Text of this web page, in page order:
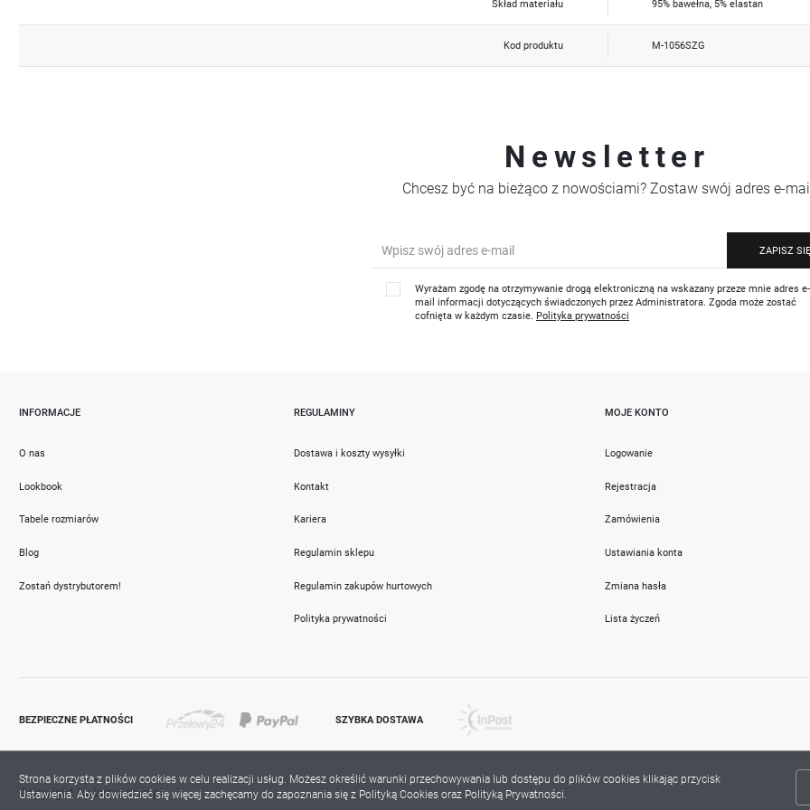
Skład materiału 95% bawełna, 5% elastan
Kod produktu M-1056SZG
Newsletter
Chcesz być na bieżąco z nowościami? Zostaw swój adres e-mail
ZAPISZ SIĘ
Wyrażam zgodę na otrzymywanie drogą elektroniczną na wskazany przeze mnie adres e-
mail informacji dotyczących świadczonych przez Administratora. Zgoda może zostać
cofnięta w każdym czasie. Polityka prywatności
INFORMACJE
O nas
Lookbook
Tabele rozmiarów
Blog
Zostań dystrybutorem!
REGULAMINY
Dostawa i koszty wysyłki
Kontakt
Kariera
Regulamin sklepu
Regulamin zakupów hurtowych
Polityka prywatności
MOJE KONTO
Logowanie
Rejestracja
Zamówienia
Ustawiania konta
Zmiana hasła
Lista życzeń
BEZPIECZNE PŁATNOŚCI SZYBKA DOSTAWA
Copyright by lama.com.pl
Strona korzysta z plików cookies w celu realizacji usług. Możesz określić warunki przechowywania lub dostępu do plików cookies klikając przycisk
Ustawienia. Aby dowiedzieć się więcej zachęcamy do zapoznania się z Polityką Cookies oraz Polityką Prywatności.